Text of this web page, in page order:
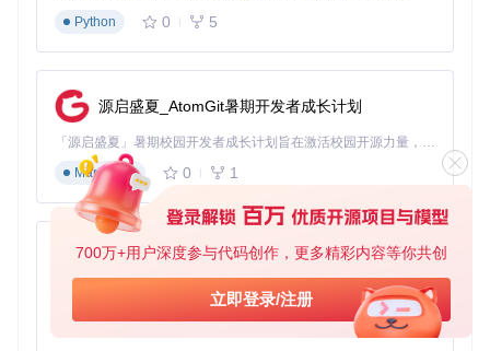
700万+用户深度参与代码创作，更多精彩内容等你共创
立即登录/注册
进阶技巧：突破嵌入式显示的五大限制
RAM
动态分辨率
颜色深度优化：在保证视觉效果的前提下降低位深
区域更新：仅刷新变化区域而非整个屏幕
字体显示的质量提升方案
通过
classes/data/fontdocument.cpp模块的高级配置：
启用抗锯齿处理提升小字清晰度
配置字符间距解决显示拥挤问题
建立常用字符集减少字体文件体积
Python
0 5
源启盛夏_AtomGit暑期开发者成长计划
「源启盛夏」暑期校园开发者成长计划旨在激活校园开源力量，通过积分激励、认证扶持、资源倾斜等形式，引导高校组织和开发者完成「入驻 — 建项目 — 做贡献 — 获认证 — 得资源」的完整闭环。无论你是想带领社团入驻平台的组织者，还是希望用代码贡献证明自己的开发者，都能在这里找到属于你的成长路径。
Markdown
0 1
py-xiaozhi
基于Python的Xiaozhi AI，适用于想要完整Xiaozhi体验而无需拥有专用硬件的用户。
Python
0 1